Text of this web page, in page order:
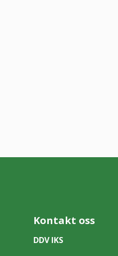
Kontakt oss
DDV IKS